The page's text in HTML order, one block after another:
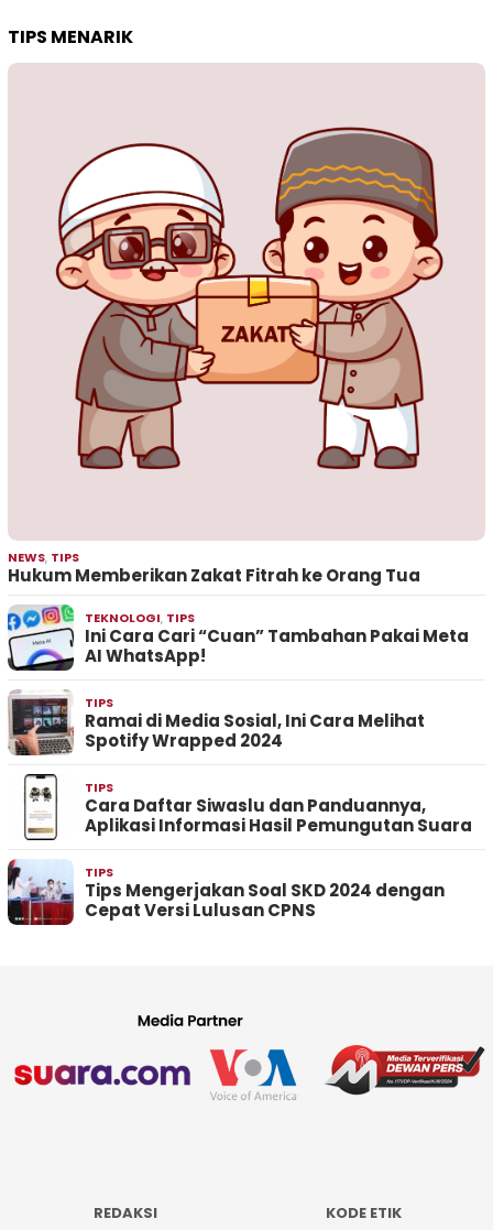
TIPS MENARIK
NEWS, TIPS
Hukum Memberikan Zakat Fitrah ke Orang Tua
TEKNOLOGI, TIPS
Ini Cara Cari “Cuan” Tambahan Pakai Meta
AI WhatsApp!
TIPS
Ramai di Media Sosial, Ini Cara Melihat
Spotify Wrapped 2024
TIPS
Cara Daftar Siwaslu dan Panduannya,
Aplikasi Informasi Hasil Pemungutan Suara
TIPS
Tips Mengerjakan Soal SKD 2024 dengan
Cepat Versi Lulusan CPNS
REDAKSI KODE ETIK